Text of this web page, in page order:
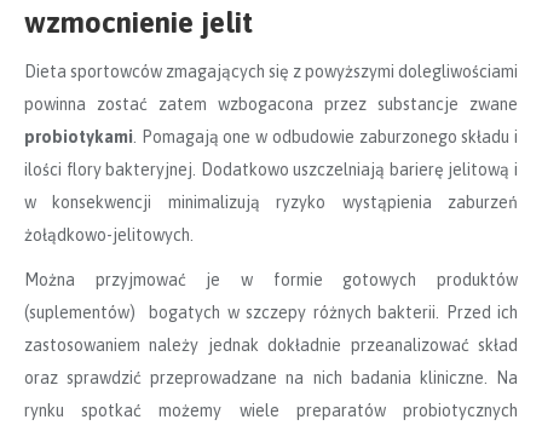
wzmocnienie jelit
Dieta sportowców zmagających się z powyższymi dolegliwościami
powinna zostać zatem wzbogacona przez substancje zwane
probiotykami. Pomagają one w odbudowie zaburzonego składu i
ilości flory bakteryjnej. Dodatkowo uszczelniają barierę jelitową i
w konsekwencji minimalizują ryzyko wystąpienia zaburzeń
żołądkowo-jelitowych.
Można przyjmować je w formie gotowych produktów
(suplementów) bogatych w szczepy różnych bakterii. Przed ich
zastosowaniem należy jednak dokładnie przeanalizować skład
oraz sprawdzić przeprowadzane na nich badania kliniczne. Na
rynku spotkać możemy wiele preparatów probiotycznych